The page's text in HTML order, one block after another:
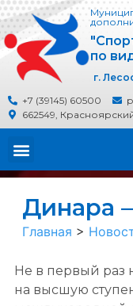
по
г.
+7 (39145) 60500
662549,
Динара
Главная >
Не в первый раз
на высшую